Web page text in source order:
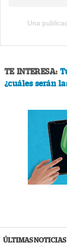
Una
TE INTERESA:
¿cuáles serán
ÚLTIMAS